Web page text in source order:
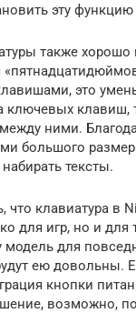
эту
также хорошо
это
ключевых клавиш,
ними.
большого
тексты.
что клавиатура в
для игр, но и для
модель для
ею довольны.
кнопки
возможно,